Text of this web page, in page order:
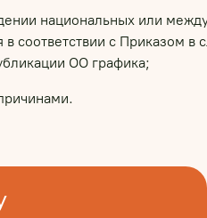
национальных или
в соответствии с Приказом в
ОО графика;